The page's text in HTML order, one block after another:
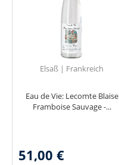
Elsaß | Frankreich
Eau de Vie: Lecomte Blaise
Framboise Sauvage -...
51,00 €